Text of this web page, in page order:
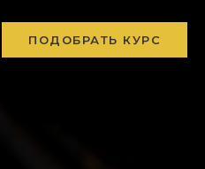
ПОДОБРАТЬ КУРС